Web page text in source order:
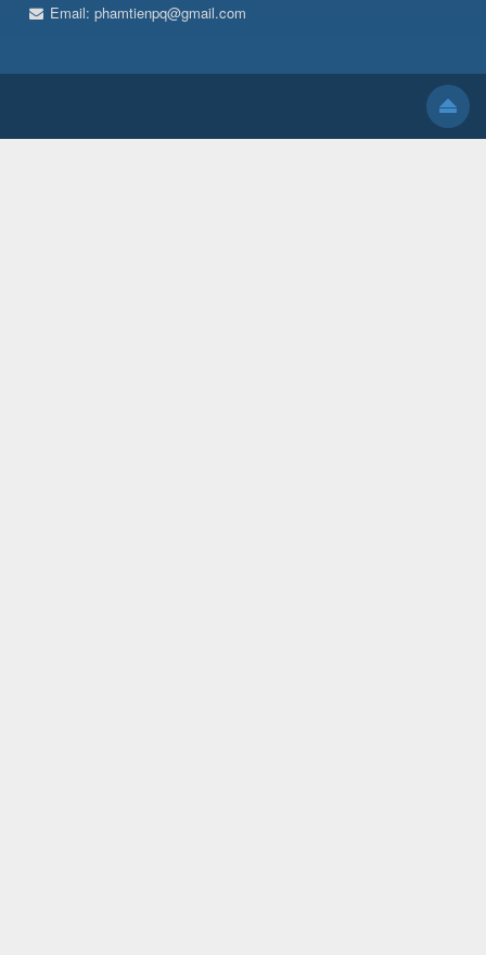
Email: phamtienpq@gmail.com